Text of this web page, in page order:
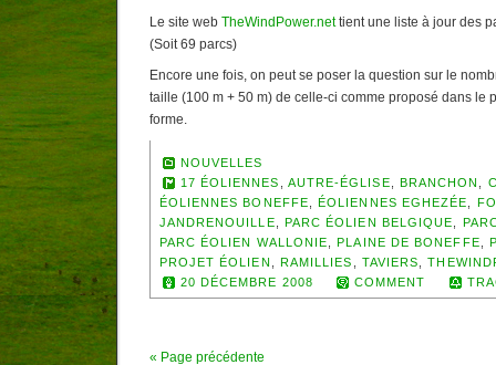
Le site web TheWindPower.nettient une liste à jour des
(Soit 69 parcs)
Encore une fois, on peut se poser la question sur le
taille (100 m + 50 m) de celle-ci comme proposé dans le
forme.
NOUVELLES
17 ÉOLIENNES
AUTRE-ÉGLISE BRANCHON
ÉOLIENNES BONEFFE ,ÉOLIENNES EGHEZÉE
JANDRENOUILLE
PARC ÉOLIEN BELGIQUE
PARC ÉOLIEN WALLONIE ,PLAINE DE BONEFFE
PROJET ÉOLIEN
RAMILLIES TAVIERS ,
20 DÉCEMBRE 2008
COMMENT
« Page précédente